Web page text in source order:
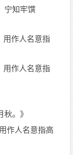
宁知牢馔
用作人名意指
用作人名意指
秋。》
作人名意指高